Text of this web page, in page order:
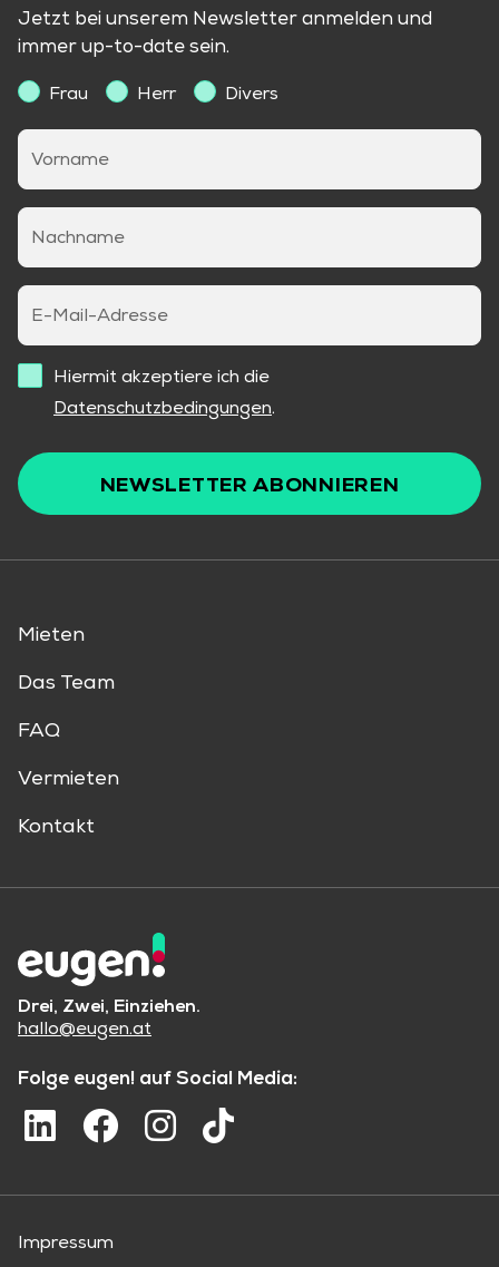
Mieten
Das Team
FAQ
Vermieten
Kontakt
Drei, Zwei, Einziehen.
hallo@eugen.at
Folge eugen! auf Social Media:
Jetzt bei unserem Newsletter anmelden und
immer up-to-date sein.
Frau Herr Divers
Vorname
Nachname
E-Mail-Adresse
Hiermit akzeptiere ich die
Datenschutzbedingungen.
NEWSLETTER ABONNIEREN
Impressum